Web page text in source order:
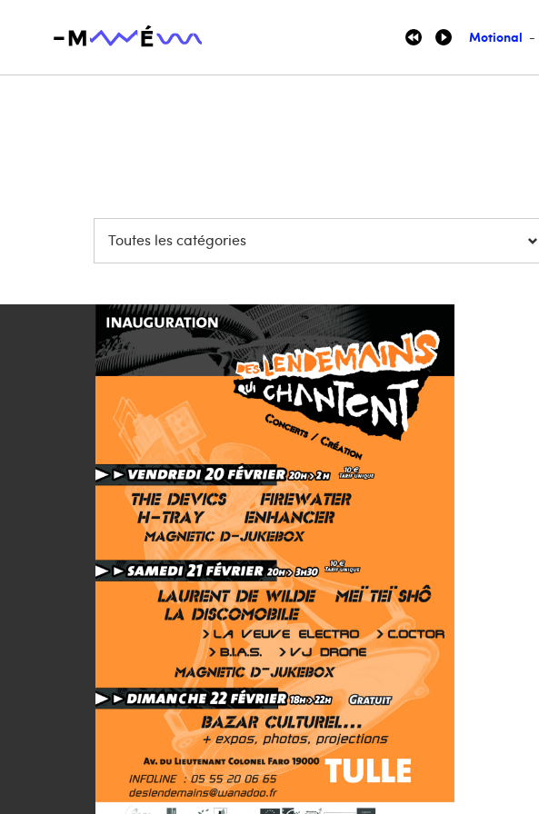
Motional
Toutes les catégories